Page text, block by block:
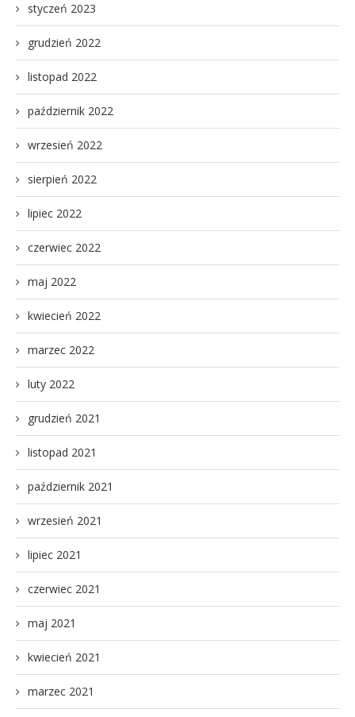
styczeń 2023
grudzień 2022
listopad 2022
październik 2022
wrzesień 2022
sierpień 2022
lipiec 2022
czerwiec 2022
maj 2022
kwiecień 2022
marzec 2022
luty 2022
grudzień 2021
listopad 2021
październik 2021
wrzesień 2021
lipiec 2021
czerwiec 2021
maj 2021
kwiecień 2021
marzec 2021